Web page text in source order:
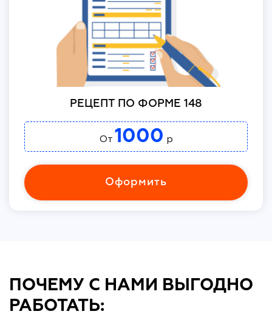
РЕЦЕПТ ПО ФОРМЕ 148
От 1000 р
Оформить
ПОЧЕМУ С НАМИ ВЫГОДНО
РАБОТАТЬ: